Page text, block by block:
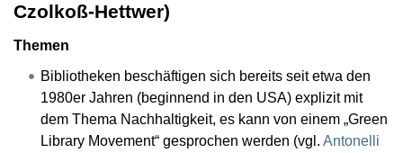
Czolkoß-Hettwer)
Themen
Bibliotheken beschäftigen sich bereits seit etwa den
1980er Jahren (beginnend in den USA) explizit mit
dem Thema Nachhaltigkeit, es kann von einem „Green
Library Movement“ gesprochen werden (vgl. Antonelli